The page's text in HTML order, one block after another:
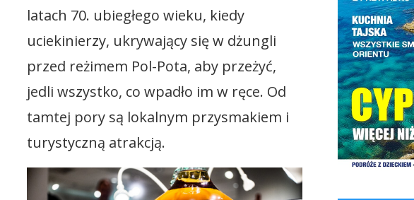
latach 70. ubiegłego wieku, kiedy
uciekinierzy, ukrywający się w dżungli
przed reżimem Pol-Pota, aby przeżyć,
jedli wszystko, co wpadło im w ręce. Od
tamtej pory są lokalnym przysmakiem i
turystyczną atrakcją.